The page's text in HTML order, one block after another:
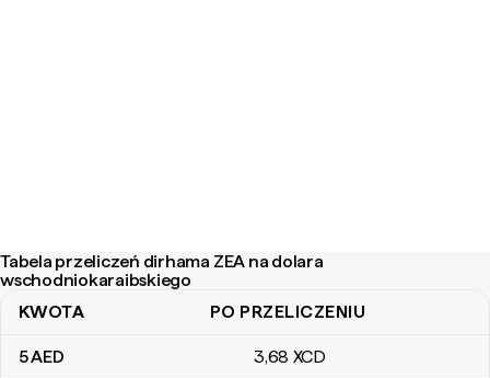
Tabela przeliczeń dirhama ZEA na dolara
wschodniokaraibskiego
Tabela przeliczeń dirhama ZEA na dolara wschodniokaraibskiego
KWOTA PO PRZELICZENIU
5AED 3,68 XCD